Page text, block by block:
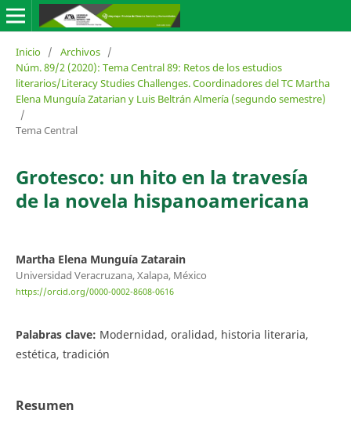
Inicio / Archivos /
Núm. 89/2 (2020): Tema Central 89: Retos de los estudios
literarios/Literacy Studies Challenges. Coordinadores del TC Martha
Elena Munguía Zatarian y Luis Beltrán Almería (segundo semestre)
/
Tema Central
Grotesco: un hito en la travesía
de la novela hispanoamericana
Martha Elena Munguía Zatarain
Universidad Veracruzana, Xalapa, México
https://orcid.org/0000-0002-8608-0616
Palabras clave: Modernidad, oralidad, historia literaria,
estética, tradición
Resumen